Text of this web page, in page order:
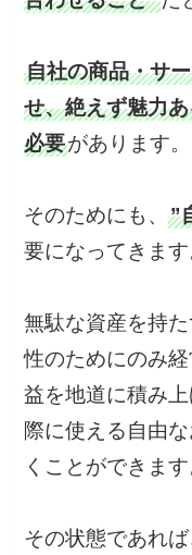
自社の商品・サ
せ、絶えず魅力
必要があります。
そのためにも、”
要になってきます
無駄な資産を持
性のためにのみ
益を地道に積み
際に使える自由
くことができます
その状態であれ